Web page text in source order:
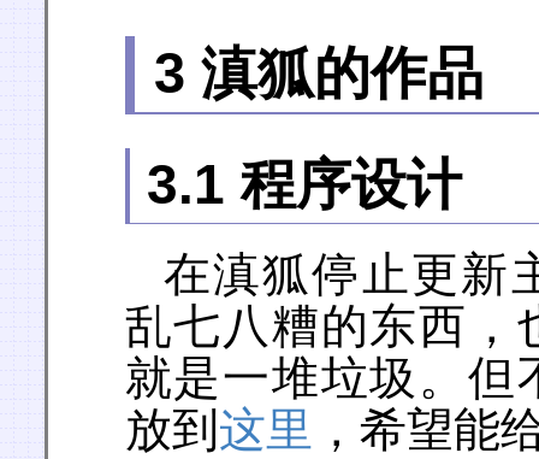
3 滇狐的作品
3.1 程序设计
在滇狐停止更新
乱七八糟的东西，
就是一堆垃圾。但
放到 这里 ，希望能